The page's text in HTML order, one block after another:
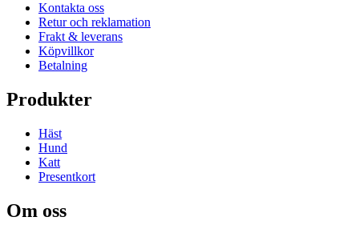
Kontakta oss
Retur och reklamation
Frakt & leverans
Köpvillkor
Betalning
Produkter
Häst
Hund
Katt
Presentkort
Om oss